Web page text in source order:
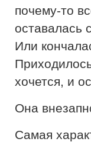
почему-то
оставалась
Или
хочется, и
Она
Самая